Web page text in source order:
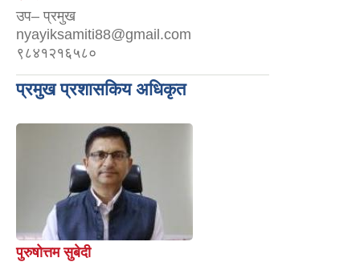
उप– प्रमुख
nyayiksamiti88@gmail.com
९८४१२१६५८०
प्रमुख प्रशासकिय अधिकृत
पुरुषोत्तम सुबेदी